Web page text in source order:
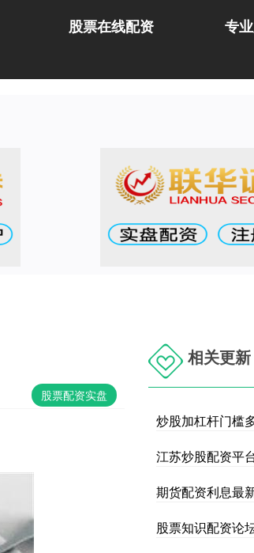
股票在线配资 专
股票配资实盘
相关更新
炒股加杠杆门槛
江苏炒股配资平
期货配资利息最
股票知识配资论